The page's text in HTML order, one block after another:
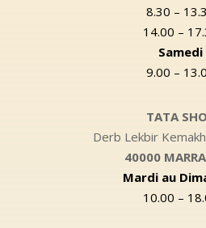
8.30 –
14.00 –
Samedi
9.00 –
TATA
Derb Lekbir
40000
Mardi au
10.00 –